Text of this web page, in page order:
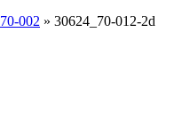
70-002 » 30624_70-012-2d